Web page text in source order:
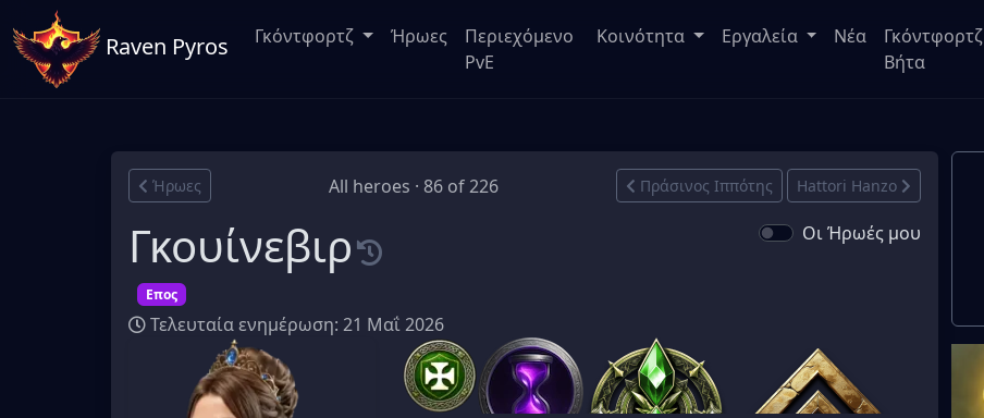
Raven Pyros Γκόντφορτζ Ήρωες
Περιεχόμενο
PvE
Κοινότητα Εργαλεία Νέα
Γκόντφορτζ
Βήτα
Ήρωες All heroes · 86 of 226 Πράσινος Ιππότης Hattori Hanzo
Γκουίνεβιρ
Επος
Τελευταία ενημέρωση: 21 Μαΐ 2026
Οι Ήρωές μου